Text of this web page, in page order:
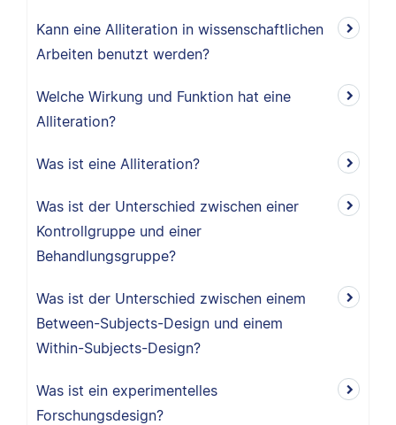
Kann eine Alliteration in wissenschaftlichen
Arbeiten benutzt werden?
Welche Wirkung und Funktion hat eine
Alliteration?
Was ist eine Alliteration?
Was ist der Unterschied zwischen einer
Kontrollgruppe und einer
Behandlungsgruppe?
Was ist der Unterschied zwischen einem
Between-Subjects-Design und einem
Within-Subjects-Design?
Was ist ein experimentelles
Forschungsdesign?